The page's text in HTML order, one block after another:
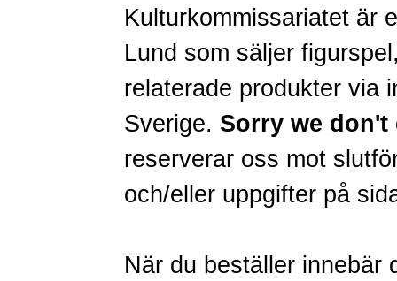
Kulturkommissariatet är
Lund som säljer
relaterade produkter via
Sverige. Sorry we
reserverar oss mot
och/eller uppgifter på
När du beställer innebär